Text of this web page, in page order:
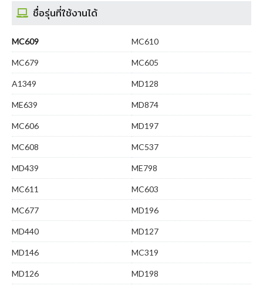
ชื่อรุ่นที่ใช้งานได้
MC609 MC610
MC679 MC605
A1349 MD128
ME639 MD874
MC606 MD197
MC608 MC537
MD439 ME798
MC611 MC603
MC677 MD196
MD440 MD127
MD146 MC319
MD126 MD198